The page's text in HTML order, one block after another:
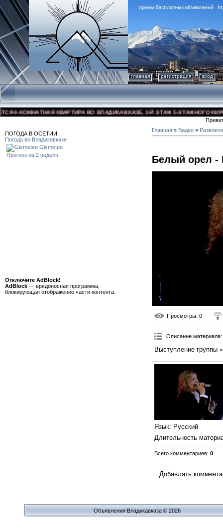
главная регистрация вход
4-КОМНАТНАЯ КВАРТИРА ВО ВЛАДИКАВКАЗЕ, 3-Й ЭТАЖ 5-ЭТАЖНОГО
ПОГОДА В ОСЕТИИ
Погода во Владикавказе
Gismeteo
Прогноз на 2 недели
Отключите AdBlock!
AdBlock — вредоносная программа,
блокирующая отображение части контента.
Главная » Видео »
Белый орел -
Просмотры: 0
Описание материала:
Выступление группы
Язык: Русский
Длительность
Всего комментариев: 0
Добавлять
Объявления Владикавказа © 2026